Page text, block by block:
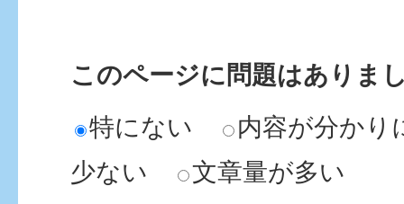
このページに問題はありま
特にない
内容が分かり
少ない
文章量が多い